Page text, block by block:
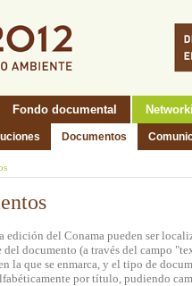
Fondo documental
Documentos
edición del Conama pueden ser
documento (a través del campo
la que se enmarca, y el tipo de
por título, pudiendo